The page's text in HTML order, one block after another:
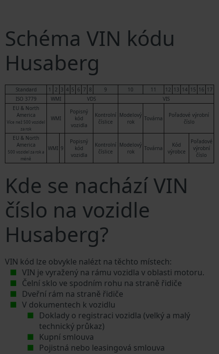
Schéma VIN kódu
Husaberg
Standard 1 2 3 4 5 6 7 8 9 10 11 12 13 14 15 16 17
ISO 3779
WMI VDS
VIS
EU & North
America
Více než 500 vozidel
za rok
WMI
Popisný
kód
vozidla
Kontrolní
číslice
Modelový
rok
Továrna
Pořadové výrobní
číslo
EU & North
America
500 vozidel za rok a
méně
WMI 9
Popisný
kód
vozidla
Kontrolní
číslice
Modelový
rok
Továrna
Kód
výrobce
Pořadové
výrobní
číslo
Kde se nachází VIN
číslo na vozidle
Husaberg?
VIN kód lze obvykle nalézt na těchto místech:
VIN je vyražený na rámu vozidla v oblasti motoru.
Čelní sklo ve spodním rohu na straně řidiče
Dveřní rám na straně řidiče
V dokumentech k vozidlu
Doklady o registraci vozidla (velký a malý
technický průkaz)
Kupní smlouva
Pojistná nebo leasingová smlouva